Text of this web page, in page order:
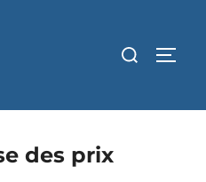
des prix